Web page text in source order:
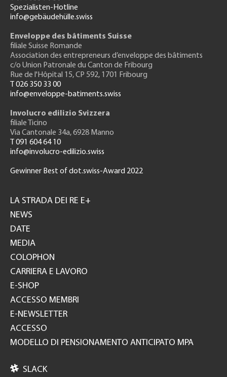
Spezialisten-Hotline
info@gebäudehülle.swiss
Enveloppe des bâtiments Suisse
filiale Suisse Romande
Association des entrepreneurs d’enveloppe des bâtiments
c/o Union Patronale du Canton de Fribourg
Rue de l'Hôpital 15, CP 592, 1701 Fribourg
T 026 350 33 00
info@enveloppe-batiments.swiss
Involucro edilizio Svizzera
filiale Ticino
Via Cantonale 34a, 6928 Manno
T 091 604 64 10
info@involucro-edilizio.swiss
Gewinner Best of dot.swiss-Award 2022
GH
LA STRADA DEI RE E+
NEWS
DATE
MEDIA
COLOPHON
CARRIERA E LAVORO
E-SHOP
ACCESSO MEMBRI
E-NEWSLETTER
ACCESSO
MODELLO DI PENSIONAMENTO ANTICIPATO MPA
 SLACK